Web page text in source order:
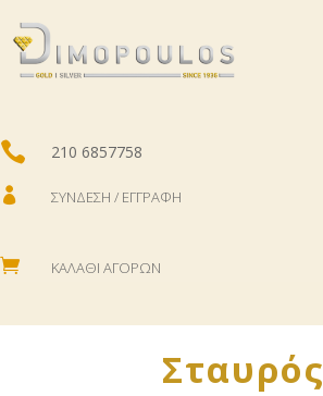
 210 6857758
 ΣΎΝΔΕΣΗ / ΕΓΓΡΑΦΉ
 ΚΑΛΆΘΙ ΑΓΟΡΏΝ
Σταυρός